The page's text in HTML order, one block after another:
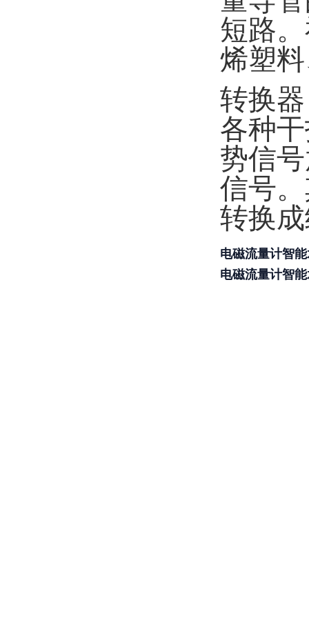
短路
烯塑
转换
各种
势信
信号
转换
电磁流量计智
电磁流量计智